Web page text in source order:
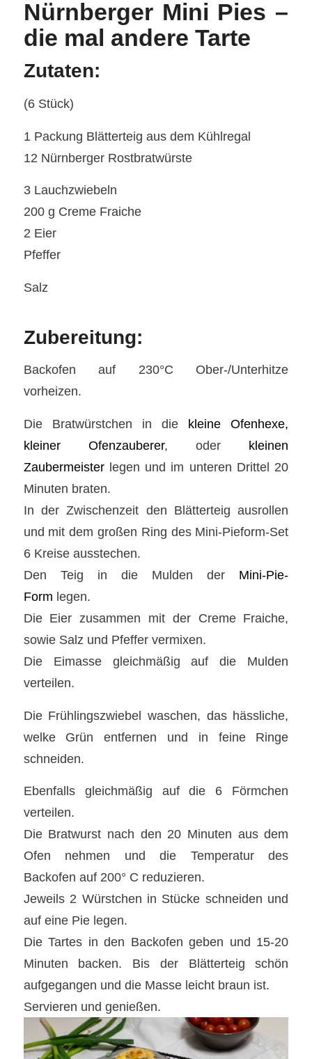
Nürnberger Mini Pies –
die mal andere Tarte
Zutaten:
(6 Stück)
1 Packung Blätterteig aus dem Kühlregal
12 Nürnberger Rostbratwürste
3 Lauchzwiebeln
200 g Creme Fraiche
2 Eier
Pfeffer
Salz
Zubereitung:
Backofen auf 230°C Ober-/Unterhitze
vorheizen.
Die Bratwürstchen in die kleine Ofenhexe,
kleiner Ofenzauberer, oder kleinen
Zaubermeisterlegen und im unteren Drittel 20
Minuten braten.
In der Zwischenzeit den Blätterteig ausrollen
und mit dem großen Ring des Mini-Pieform-Set
6 Kreise ausstechen.
Den Teig in die Mulden der Mini-Pie-
Form legen.
Die Eier zusammen mit der Creme Fraiche,
sowie Salz und Pfeffer vermixen.
Die Eimasse gleichmäßig auf die Mulden
verteilen.
Die Frühlingszwiebel waschen, das hässliche,
welke Grün entfernen und in feine Ringe
schneiden.
Ebenfalls gleichmäßig auf die 6 Förmchen
verteilen.
Die Bratwurst nach den 20 Minuten aus dem
Ofen nehmen und die Temperatur des
Backofen auf 200° C reduzieren.
Jeweils 2 Würstchen in Stücke schneiden und
auf eine Pie legen.
Die Tartes in den Backofen geben und 15-20
Minuten backen. Bis der Blätterteig schön
aufgegangen und die Masse leicht braun ist.
Servieren und genießen.